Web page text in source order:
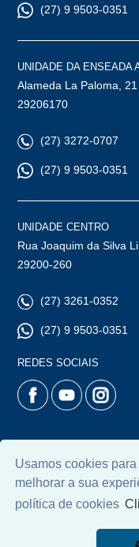
Usamos cookies
melhorar a sua
política de cookies
(27) 9 9503-0351
UNIDADE DA ENSEADA
Alameda La Paloma,
29206170
(27) 3272-0707
(27) 9 9503-0351
UNIDADE CENTRO
Rua Joaquim da Silva
29200-260
(27) 3261-0352
(27) 9 9503-0351
REDES SOCIAIS
© 2026 | Chamoun
Universal Software.